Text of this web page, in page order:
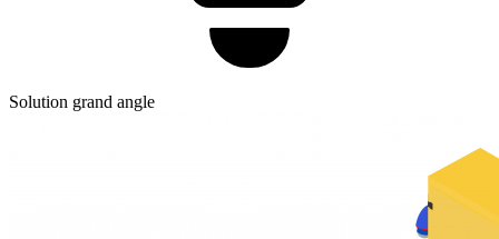
Solution grand angle